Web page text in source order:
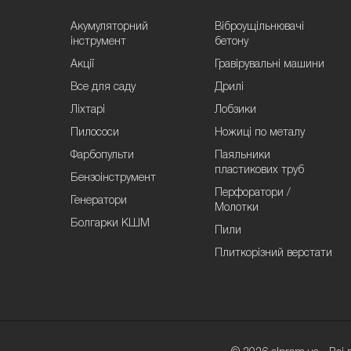
Акумуляторний
інструмент
Акції
Все для саду
Ліхтарі
Пилососи
Фарбопульти
Бензоінструмент
Генератори
Болгарки КШМ
Віброущільнювачі
бетону
Гравірувальні машини
Дрилі
Лобзики
Ножиці по металу
Паяльники
пластикових труб
Перфоратори /
Молотки
Пили
Плиткорізний верстати